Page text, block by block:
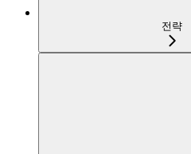
전략